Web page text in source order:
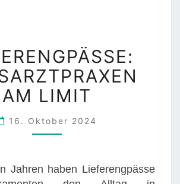
B
E
N
W
I
R
U
I
E
F
E
R
E
P
AM LIMIT
16. Oktober 2024
Jahren haben Lieferengpässe